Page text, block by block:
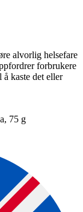
alvorlig helsefare
forbrukere
kaste det eller
75 g